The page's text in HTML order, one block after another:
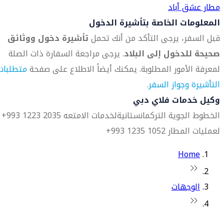
مطار عشق أباد
المعلومات الخاصة بتأشيرة الدخول
قبل السفر، يرجى التأكد من أنك تحملتأشيرة دخول ووثائق
صحيحة للدخول إلى البلاد. يرجى مراجعة السفارة ذات الصلة
لمعرفة الأمور المطلوبة. يمكنك أيضاً الاطلاع على صفحة
التأشيرة وجواز السفر.
وكيل خدمات فلاي دبي
الخطوط الجوية التركمانستانيةلخدمات الامتعه 2035 1223 993+
لعمليات المطار 1052 1235 993+
Home
الوجهات